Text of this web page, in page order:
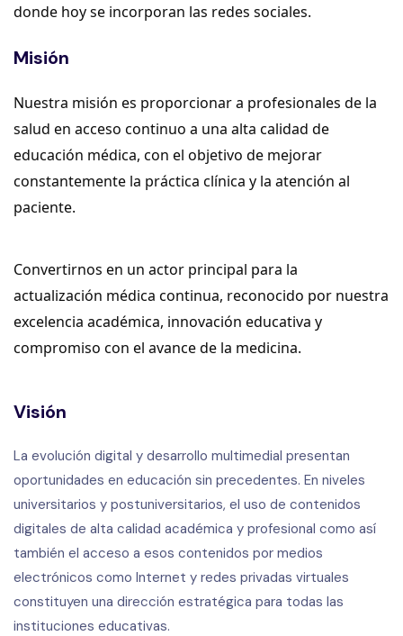
donde hoy se incorporan las redes sociales.
Misión
Nuestra misión es proporcionar a profesionales de la
salud en acceso continuo a una alta calidad de
educación médica, con el objetivo de mejorar
constantemente la práctica clínica y la atención al
paciente.
Convertirnos en un actor principal para la
actualización médica continua, reconocido por nuestra
excelencia académica, innovación educativa y
compromiso con el avance de la medicina.
Visión
La evolución digital y desarrollo multimedial presentan
oportunidades en educación sin precedentes. En niveles
universitarios y postuniversitarios, el uso de contenidos
digitales de alta calidad académica y profesional como así
también el acceso a esos contenidos por medios
electrónicos como Internet y redes privadas virtuales
constituyen una dirección estratégica para todas las
instituciones educativas.